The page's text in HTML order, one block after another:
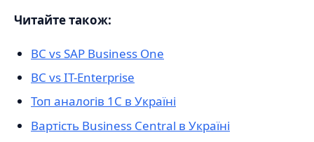
Читайте також:
BC vs SAP Business One
BC vs IT-Enterprise
Топ аналогів 1С в Україні
Вартість Business Central в Україні